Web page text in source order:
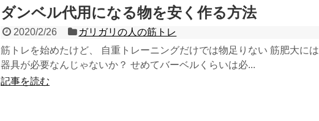
ダンベル代用になる物を安く作る方法
2020/2/26
ガリガリの人の筋トレ
筋トレを始めたけど、 自重トレーニングだけでは物足りない 筋肥大には
器具が必要なんじゃないか？ せめてバーベルくらいは必...
記事を読む